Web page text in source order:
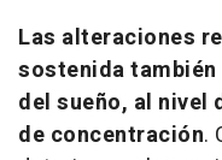
Las alteraciones
sostenida
del sueño, al nivel
de concentración.